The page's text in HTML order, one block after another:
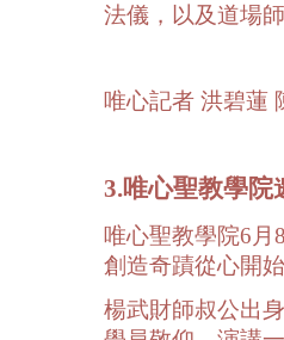
法儀，以及道場
唯心記者 洪碧蓮
3.唯心聖教學院
唯心聖教學院6月
創造奇蹟從心開
楊武財師叔公出